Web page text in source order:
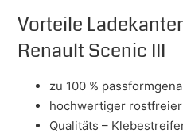
Vorteile
Renault Scenic III
zu 100 %
hochwertiger rostfreier
Qualitäts –